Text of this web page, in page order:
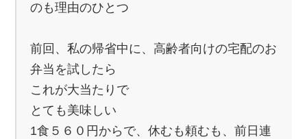
のも理由のひとつ
前回、私の帰省中に、高齢者向けの宅配のお
弁当を試したら
これが大当たりで
とても美味しい
1食５６０円からで、休むも頼むも、前日連